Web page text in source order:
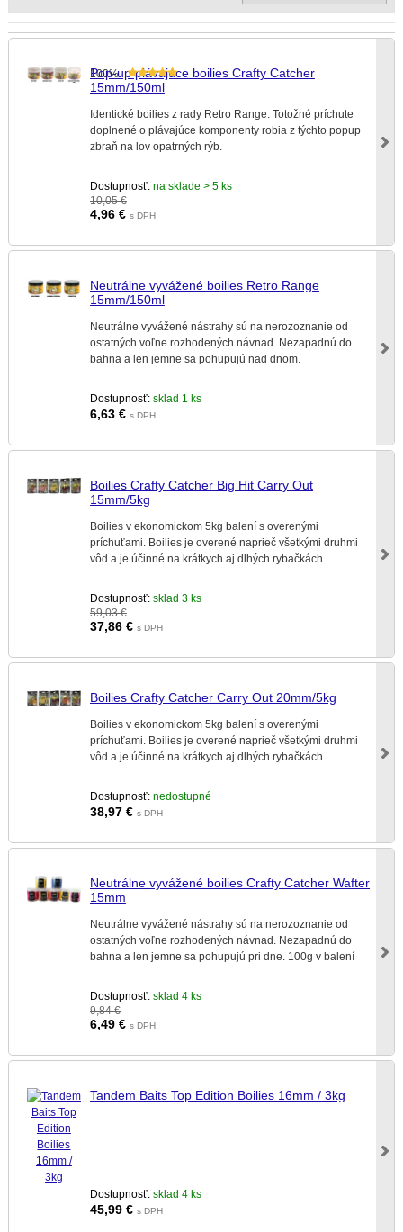
100%
Pop-up plávajúce boilies Crafty Catcher
15mm/150ml
Identické boilies z rady Retro Range. Totožné príchute
doplnené o plávajúce komponenty robia z týchto popup
zbraň na lov opatrných rýb.
Dostupnosť: na sklade > 5 ks
10,05 €
4,96 € s DPH
Neutrálne vyvážené boilies Retro Range
15mm/150ml
Neutrálne vyvážené nástrahy sú na nerozoznanie od
ostatných voľne rozhodených návnad. Nezapadnú do
bahna a len jemne sa pohupujú nad dnom.
Dostupnosť: sklad 1 ks
6,63 € s DPH
Boilies Crafty Catcher Big Hit Carry Out
15mm/5kg
Boilies v ekonomickom 5kg balení s overenými
príchuťami. Boilies je overené naprieč všetkými druhmi
vôd a je účinné na krátkych aj dlhých rybačkách.
Dostupnosť: sklad 3 ks
59,03 €
37,86 € s DPH
Boilies Crafty Catcher Carry Out 20mm/5kg
Boilies v ekonomickom 5kg balení s overenými
príchuťami. Boilies je overené naprieč všetkými druhmi
vôd a je účinné na krátkych aj dlhých rybačkách.
Dostupnosť: nedostupné
38,97 € s DPH
Neutrálne vyvážené boilies Crafty Catcher Wafter
15mm
Neutrálne vyvážené nástrahy sú na nerozoznanie od
ostatných voľne rozhodených návnad. Nezapadnú do
bahna a len jemne sa pohupujú pri dne. 100g v balení
Dostupnosť: sklad 4 ks
9,84 €
6,49 € s DPH
Tandem Baits Top Edition Boilies 16mm / 3kg
Dostupnosť: sklad 4 ks
45,99 € s DPH